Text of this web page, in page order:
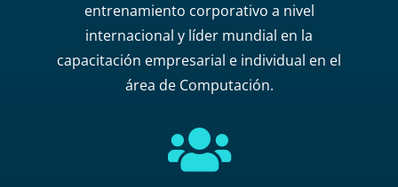
entrenamiento corporativo a nivel
internacional y líder mundial en la
capacitación empresarial e individual en el
área de Computación.
